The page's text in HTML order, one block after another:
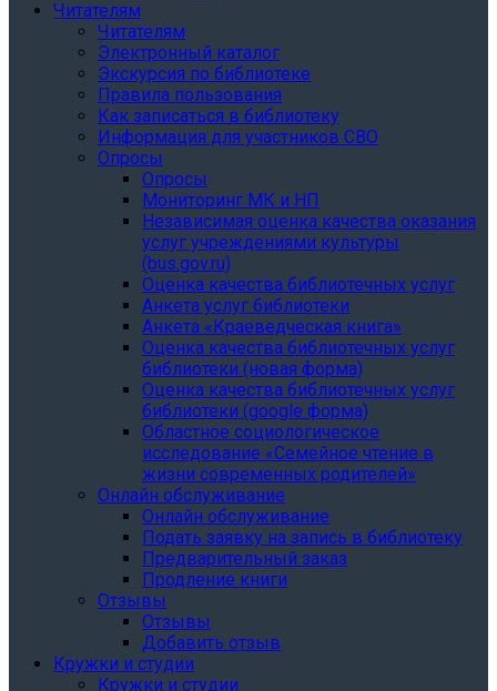
Читателям
Читателям
Электронный каталог
Экскурсия по библиотеке
Правила пользования
Как записаться в библиотеку
Информация для участников СВО
Опросы
Опросы
Мониторинг МК и НП
Независимая оценка качества оказания
услуг учреждениями культуры
(bus.gov.ru)
Оценка качества библиотечных услуг
Анкета услуг библиотеки
Анкета «Краеведческая книга»
Oценка качества библиотечных услуг
библиотеки (новая форма)
Oценка качества библиотечных услуг
библиотеки (google форма)
Областное социологическое
исследование «Семейное чтение в
жизни современных родителей»
Онлайн обслуживание
Онлайн обслуживание
Подать заявку на запись в библиотеку
Предварительный заказ
Продление книги
Отзывы
Отзывы
Добавить отзыв
Кружки и студии
Кружки и студии